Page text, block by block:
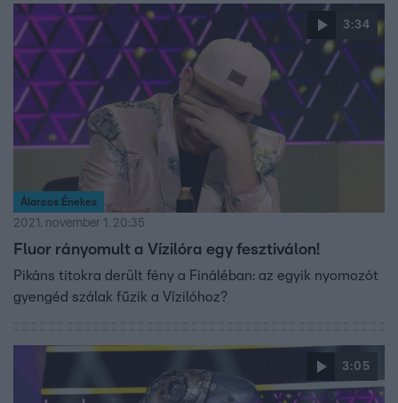
3:34
Álarcos Énekes
2021. november 1. 20:35
Fluor rányomult a Vízilóra egy fesztiválon!
Pikáns titokra derült fény a Fináléban: az egyik nyomozót
gyengéd szálak fűzik a Vízilóhoz?
3:05